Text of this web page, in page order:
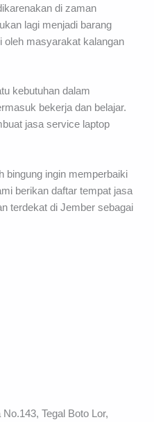
di zaman
lagi menjadi barang
oleh masyarakat kalangan
kebutuhan dalam
bekerja dan belajar.
jasa service laptop
bingung ingin memperbaiki
berikan daftar tempat jasa
terdekat di Jember sebagai
Tegal Boto Lor,